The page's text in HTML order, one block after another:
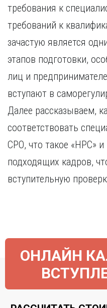
Кемерово
Киров
Краснодар
Красноярск
Курган
Курск
Л
Липецк
М
Магнитогорск
Мурманск
Н
Новосибирск
требования к
требований к
зачастую является
этапов подготовки,
лиц и
вступают в
Далее рассказываем,
соответствовать
СРО, что такое «НРС» и
подходящих кадров,
вступительную
ОНЛАЙН